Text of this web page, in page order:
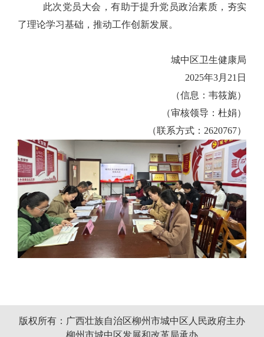
此次党员大会，有助于提升党员政治素质，夯实
了理论学习基础，推动工作创新发展。
城中区卫生健康局
2025年3月 21 日
（信息：韦筱旎）
（审核领导：杜娟）
（联系方式： 2620767）
版权所有：广西壮族自治区柳州市城中区人民政府主办